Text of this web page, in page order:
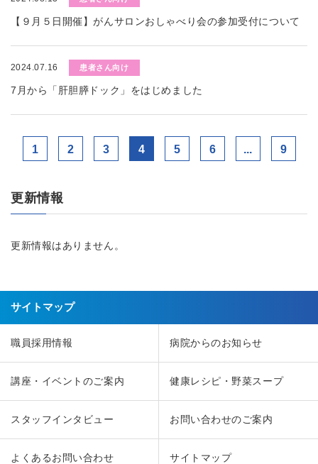
【９月５日開催】がんサロンおしゃべり会の参加受付について
2024.07.16 患者さん向け
7月から「肝胆膵ドック」をはじめました
1 2 3 4 5 6 ... 9
更新情報
更新情報はありません。
サイトマップ
職員採用情報 病院からのお知らせ
講座・イベントのご案内 健康レシピ・野菜スープ
スタッフインタビュー お問い合わせのご案内
よくあるお問い合わせ サイトマップ